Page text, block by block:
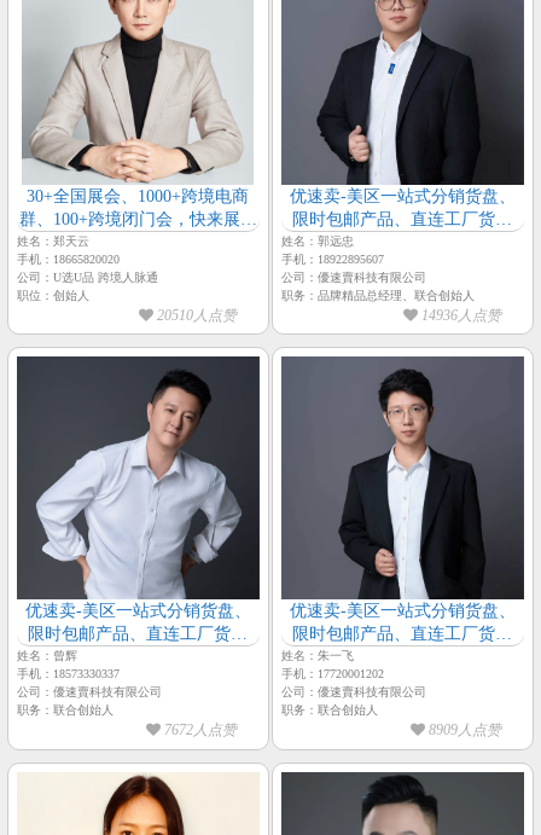
30+全国展会、1000+跨境电商
群、100+跨境闭门会，快来展示
【跨境人脉通-总经理-郑天云】
姓名：郑天云
手机：18665820020
公司：U选U品 跨境人脉通
职位：创始人
20510人点赞
优速卖-美区一站式分销货盘、
限时包邮产品、直连工厂货盘
【优速卖-品牌精品总经理-郭远
姓名：郭远忠
手机：18922895607
公司：優速賣科技有限公司
职务：品牌精品总经理、联合创始人
14936人点赞
优速卖-美区一站式分销货盘、
限时包邮产品、直连工厂货盘
【优速卖-联合创始人-曾辉】
姓名：曾辉
手机：18573330337
公司：優速賣科技有限公司
职务：联合创始人
7672人点赞
优速卖-美区一站式分销货盘、
限时包邮产品、直连工厂货盘
【优速卖-联合创始人-朱一飞】
姓名：朱一飞
手机：17720001202
公司：優速賣科技有限公司
职务：联合创始人
8909人点赞